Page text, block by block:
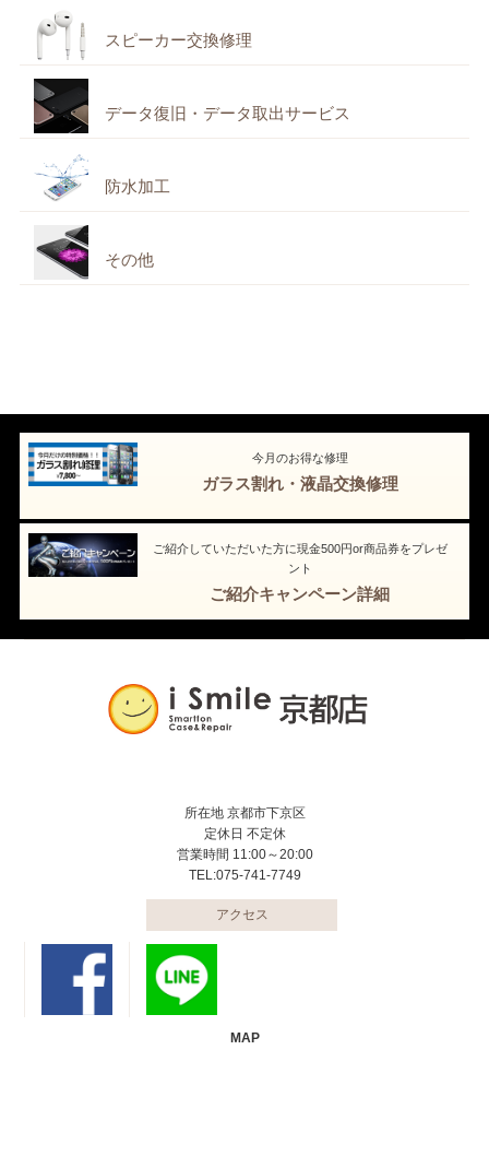
スピーカー交換修理
データ復旧・データ取出サービス
防水加工
その他
今月のお得な修理
ガラス割れ・液晶交換修理
ご紹介していただいた方に現金500円or商品券をプレゼ
ント
ご紹介キャンペーン詳細
所在地 京都市下京区
定休日 不定休
営業時間 11:00～20:00
TEL:075-741-7749
アクセス
MAP